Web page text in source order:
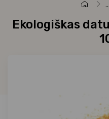
...
Ekologiškas